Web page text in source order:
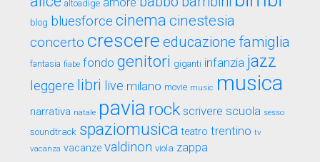
altoadige
blog bluesforce cinema cinestesia
concerto crescere educazione famiglia
fantasia fiabe fondo genitori giganti infanzia jazz
leggere libri live milano movie music musica
narrativa natale pavia rock scrivere scuola sesso
soundtrack spaziomusica teatro trentino tv
vacanza vacanze valdinon viola zappa